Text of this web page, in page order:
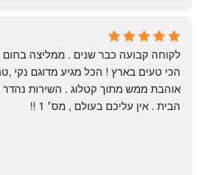
Shahaf Bendarker
6 months ago
הבית . אין עליכם בעולם , מס׳ 1 !!